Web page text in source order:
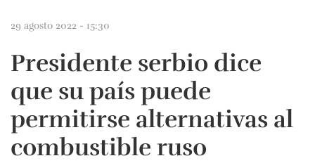
29 agosto 2022 - 15:30
Presidente serbio dice
que su país puede
permitirse alternativas al
combustible ruso